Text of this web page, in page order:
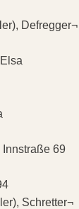
Defregger¬
69
Schretter¬